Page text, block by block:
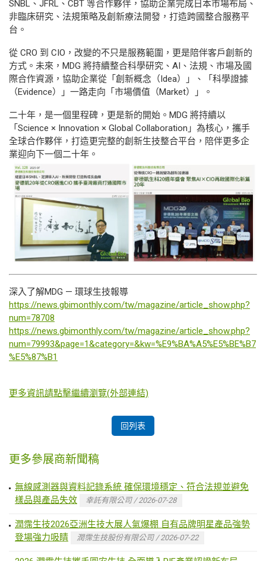
SNBL、JFRL、CBT 等合作夥伴，協助企業完成日本市場布局、
非臨床研究、法規策略及創新療法開發，打造跨國整合服務平
台。
從 CRO 到 CIO，改變的不只是服務範圍，更是陪伴客戶創新的
方式。未來，MDG 將持續整合科學研究、AI、法規、市場及國
際合作資源，協助企業從「創新概念（Idea）」、「科學證據
（Evidence）」一路走向「市場價值（Market）」。
二十年，是一個里程碑，更是新的開始。MDG 將持續以
「Science × Innovation × Global Collaboration」為核心，攜手
全球合作夥伴，打造更完整的創新生技整合平台，陪伴更多企
業迎向下一個二十年。
深入了解MDG — 環球生技報導
https://news.gbimonthly.com/tw/magazine/article_show.php?
num=78708
https://news.gbimonthly.com/tw/magazine/article_show.php?
num=79993&page=1&category=&kw=%E9%BA%A5%E5%BE%B7
%E5%87%B1
更多資訊請點擊繼續瀏覽(外部連結)
回列表
更多參展商新聞稿
無線感測器與資料記錄系統 確保環境穩定、符合法規並避免
樣品與產品失效
幸託有限公司 / 2026-07-28
潤霈生技2026亞洲生技大展人氣爆棚 自有品牌明星產品強勢
登場強力吸睛
潤霈生技股份有限公司 / 2026-07-22